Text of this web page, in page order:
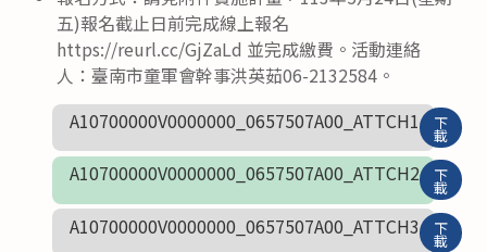
五)報名截止日前完成線上報名
https://reurl.cc/GjZaLd 並完成繳費。活動連絡
人：臺南市童軍會幹事洪英茹06-2132584。
A10700000V0000000_0657507A00_ATTCH1
下
載
A10700000V0000000_0657507A00_ATTCH2 下
載
A10700000V0000000_0657507A00_ATTCH3 下
載